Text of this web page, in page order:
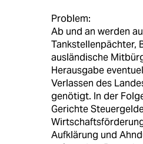
Problem:
Ab und an werden
Tankstellenpächter,
ausländische
Herausgabe
Verlassen des
genötigt. In der
Gerichte
Aufklärung und